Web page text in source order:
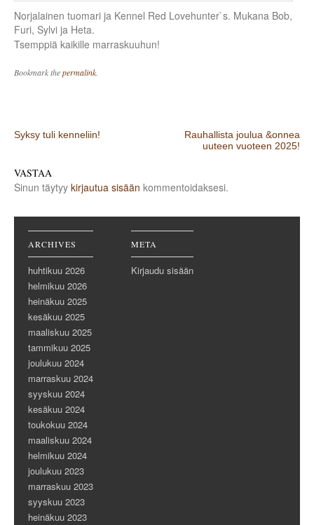
Norjalainen tuomari ja Kennel Red Lovehunter`s. Mukana Bob,
Furi, Sylvi ja Heta.
Tsemppiä kaikille marraskuuhun!
Bookmark thepermalink
Post navigation
Syksy tuli kenneliin!
Rauhallista joulua &onnea
uuteen vuoteen 2025!
VASTAA
Sinun täytyy kirjautua sisään kommentoidaksesi.
ARCHIVES
huhtikuu 2026
helmikuu 2026
heinäkuu 2025
kesäkuu 2025
maaliskuu 2025
tammikuu 2025
joulukuu 2024
marraskuu 2024
syyskuu 2024
kesäkuu 2024
toukokuu 2024
maaliskuu 2024
helmikuu 2024
joulukuu 2023
marraskuu 2023
syyskuu 2023
heinäkuu 2023
META
Kirjaudu sisään